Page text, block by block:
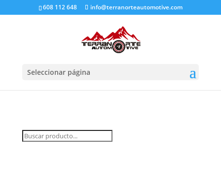
608 112 648 info@terranorteautomotive.com
Seleccionar página
INICIO